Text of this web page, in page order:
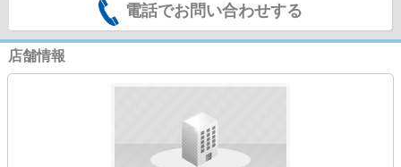
電話でお問い合わせする
店舗情報